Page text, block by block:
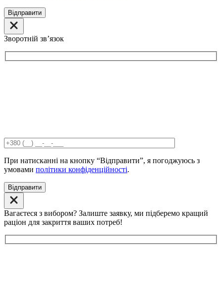
Відправити
Зворотній звʼязок
При натисканні на кнопку “Відправити”, я погоджуюсь з
умовами політики конфіденційності.
Відправити
Вагаєтеся з вибором? Залиште заявку, ми підберемо кращий
раціон для закриття ваших потреб!